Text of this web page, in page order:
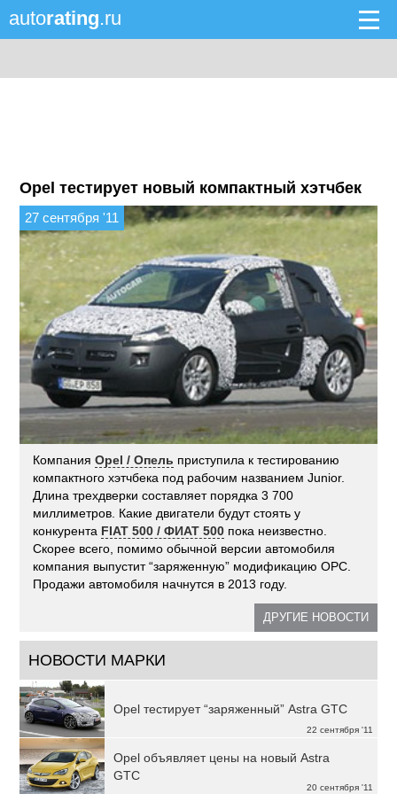
autorating.ru
Opel тестирует новый компактный хэтчбек
27 сентября '11
КомпанияOpel / Опель приступила к тестированию
компактного хэтчбека под рабочим названием Junior.
Длина трехдверки составляет порядка 3 700
миллиметров. Какие двигатели будут стоять у
конкурента FIAT 500 / ФИАТ 500 пока неизвестно.
Скорее всего, помимо обычной версии автомобиля
компания выпустит “заряженную” модификацию OPC.
Продажи автомобиля начнутся в 2013 году.
ДРУГИЕ НОВОСТИ
НОВОСТИ МАРКИ
22 сентября '11
Opel тестирует “заряженный” Astra GTC
20 сентября '11
Opel объявляет цены на новый Astra
GTC